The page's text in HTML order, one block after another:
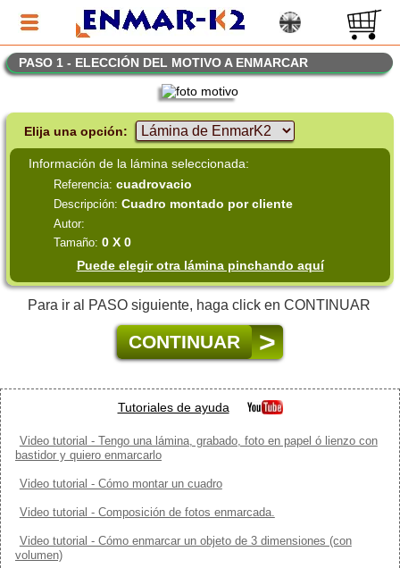
PASO 1 - ELECCIÓN DEL MOTIVO A ENMARCAR
Elija una opción:
Información de la lámina seleccionada:
Referencia: cuadrovacio
Descripción: Cuadro montado por cliente
Autor:
Tamaño: 0 X 0
Puede elegir otra lámina pinchando aquí
Para ir al PASO siguiente, haga click en CONTINUAR
Tutoriales de ayuda
Video tutorial - Tengo una lámina, grabado, foto en papel ó lienzo con
bastidor y quiero enmarcarlo
Video tutorial - Cómo montar un cuadro
Video tutorial - Composición de fotos enmarcada.
Video tutorial - Cómo enmarcar un objeto de 3 dimensiones (con
volumen)